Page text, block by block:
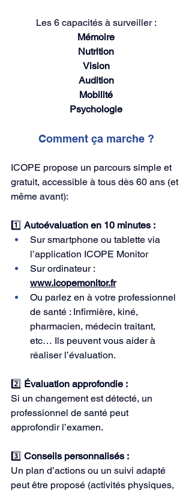
Les 6 capacités à surveiller :
Mémoire
Nutrition
Vision
Audition
Mobilité
Psychologie
Comment ça marche ?
ICOPE propose un parcours simple et
gratuit, accessible à tous dès 60 ans (et
même avant):
1️⃣ Autoévaluation en 10 minutes :
Sur smartphone ou tablette via
l’application ICOPE Monitor
Sur ordinateur :
www.icopemonitor.fr
Ou parlez en à votre professionnel
de santé : Infirmière, kiné,
pharmacien, médecin traitant,
etc… Ils peuvent vous aider à
réaliser l’évaluation.
2️⃣ Évaluation approfondie :
Si un changement est détecté, un
professionnel de santé peut
approfondir l’examen.
3️⃣ Conseils personnalisés :
Un plan d’actions ou un suivi adapté
peut être proposé (activités physiques,